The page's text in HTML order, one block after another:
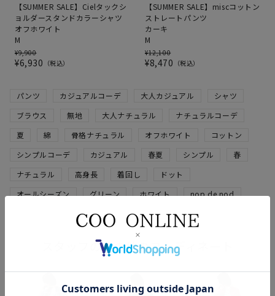
【SUMMER SALE】Cielタックシ
ョルダースタンドカラーシャツ
オフホワイト
M
¥9,900
¥6,930 税込
【SUMMER SALE】miscコットン
ストレートパンツ
カーキ
M
¥12,100
¥8,470 税込
パンツ カジュアルコーデ 大人カジュアル
シャツ
ブラウス
無地 大人ナチュラル
ナチュラルコーデ
夏
綿 骨格ナチュラル オフホワイト
コットン
シンプルコーデ
カジュアル 春夏 シンプル
春
ナチュラル
高身長 着回し
ドット
オールシーズン
グリーン ホワイト nop de nod
スタッフのその他のコーディネート